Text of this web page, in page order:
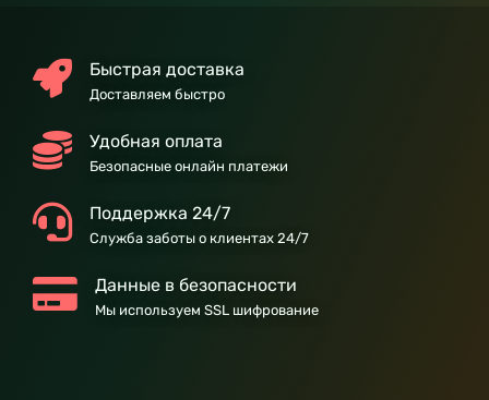
Быстрая доставка
Доставляем быстро
Удобная оплата
Безопасные онлайн платежи
Поддержка 24/7
Служба заботы о клиентах 24/7
Данные в безопасности
Мы используем SSL шифрование